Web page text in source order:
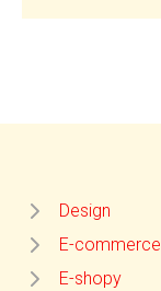
Design
E-commerce
E-shopy